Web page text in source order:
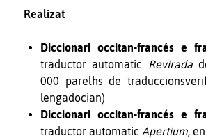
Realizat
Diccionari occitan-francés e
traductor automatic
Revirada
000 parelhs de
lengadocian)
Diccionari occitan-francés e
traductor automatic Apertium,